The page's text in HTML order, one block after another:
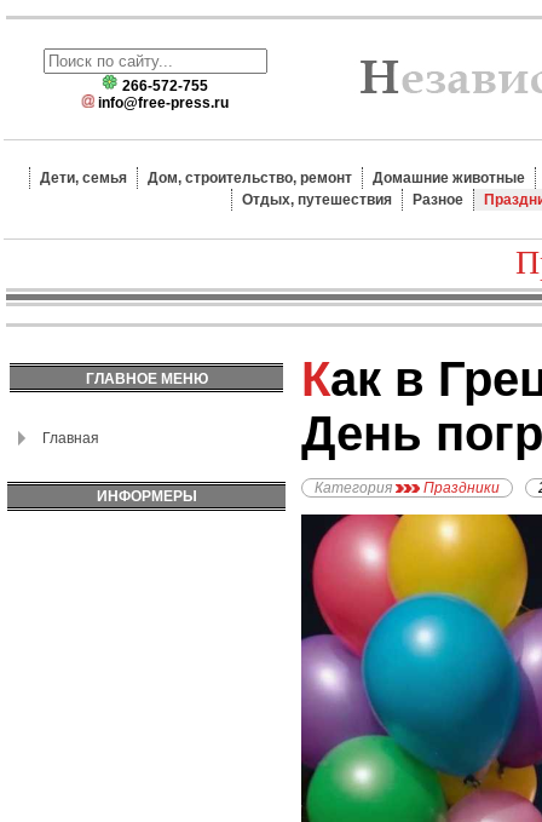
266-572-755
info@free-press.ru
Дети, семья Дом, строительство, ремонт
Домашние животные
Отдых, путешествия
Разное
ГЛАВНОЕ МЕНЮ
Главная
ИНФОРМЕРЫ
Как в Греции отмечают
День
Категория Праздники